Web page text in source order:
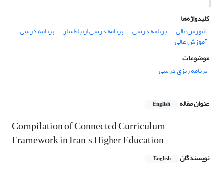
کلیدواژه‌ها
آموزش‌عالی
برنامه درسی برنامه درسی ارتباط‌ساز برنامه درسی
آموزش عالی
موضوعات
برنامه ریزی درسی
عنوان مقاله English
Compilation of Connected Curriculum
Framework in Iran's Higher Education
نویسندگان English